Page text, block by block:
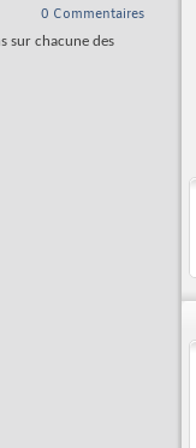
0 Commentaires
sur chacune des